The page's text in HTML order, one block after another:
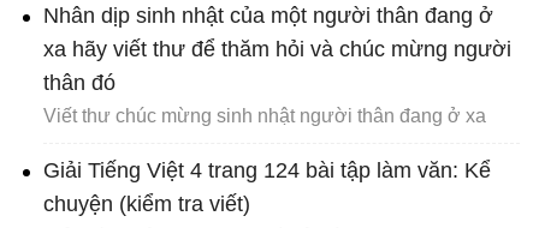
Nhân dịp sinh nhật của một người thân đang ở
xa hãy viết thư để thăm hỏi và chúc mừng người
thân đó
Viết thư chúc mừng sinh nhật người thân đang ở xa
Giải Tiếng Việt 4 trang 124 bài tập làm văn: Kể
chuyện (kiểm tra viết)